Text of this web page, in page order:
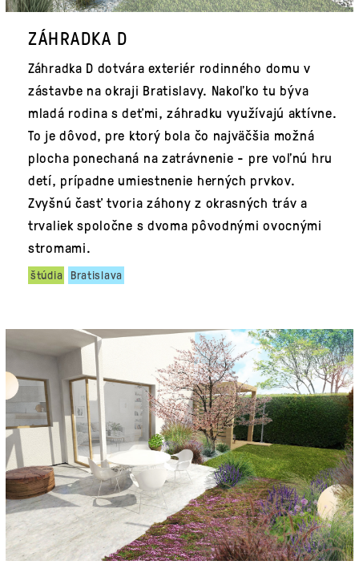
ZÁHRADKA D
Záhradka D dotvára exteriér rodinného domu v
zástavbe na okraji Bratislavy. Nakoľko tu býva
mladá rodina s deťmi, záhradku využívajú aktívne.
To je dôvod, pre ktorý bola čo najväčšia možná
plocha ponechaná na zatrávnenie - pre voľnú hru
detí, prípadne umiestnenie herných prvkov.
Zvyšnú časť tvoria záhony z okrasných tráv a
trvaliek spoločne s dvoma pôvodnými ovocnými
stromami.
štúdia Bratislava